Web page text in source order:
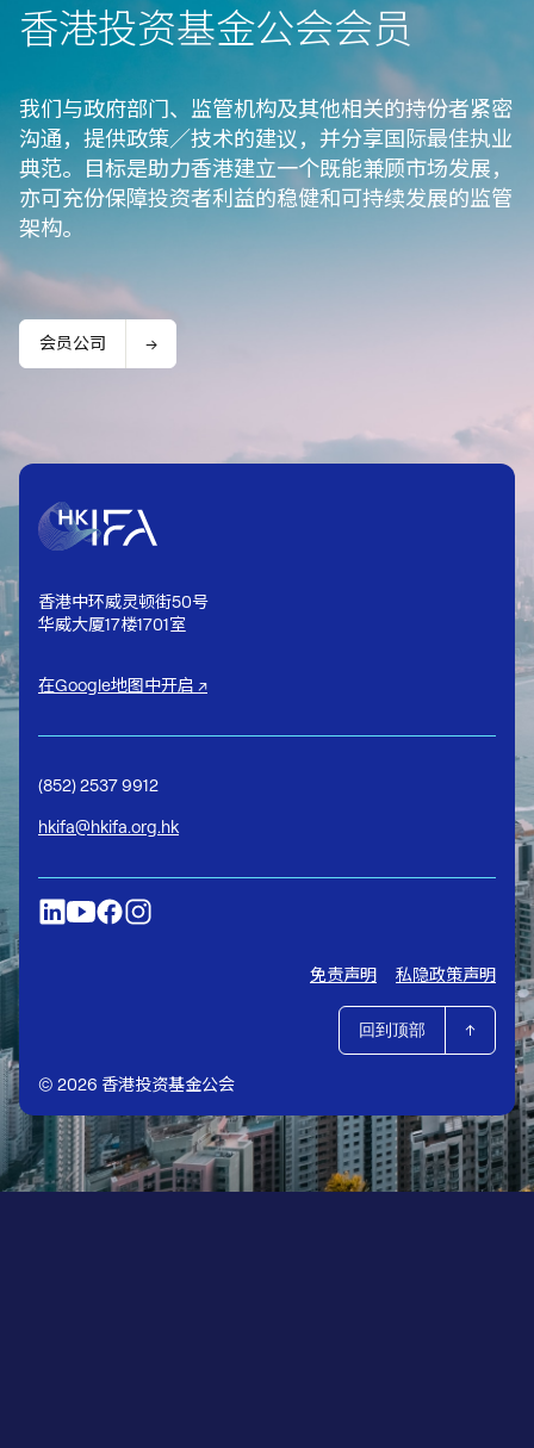
香港投资基金公会会⁠员
我们与政府部门、监管机构及其他相关的持份者紧密
沟通，提供政策／技术的建议，并分享国际最佳执业
典范。目标是助力香港建立一个既能兼顾市场发展，
亦可充份保障投资者利益的稳健和可持续发展的监管
架构。
会员公司
香港中环威灵顿街50号
华威大厦17楼1701室
在Google地图中开启 ↗
(852) 2537 9912
hkifa@hkifa.org.hk
© 2026 香港投资基金公会
免责声明 私隐政策声明
回到顶部